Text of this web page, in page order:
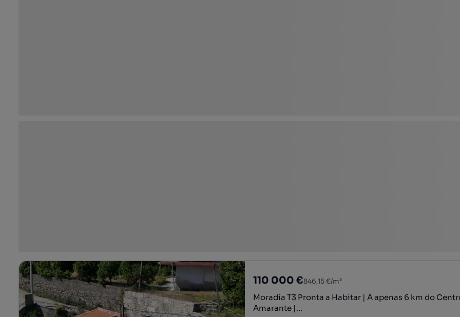
110 000 €846,15 €/m²
Moradia T3 Pronta a Habitar | A apenas 6 km do
Amarante |...